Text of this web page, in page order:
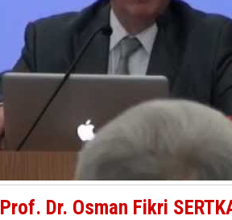
Prof. Dr. Osman Fikri